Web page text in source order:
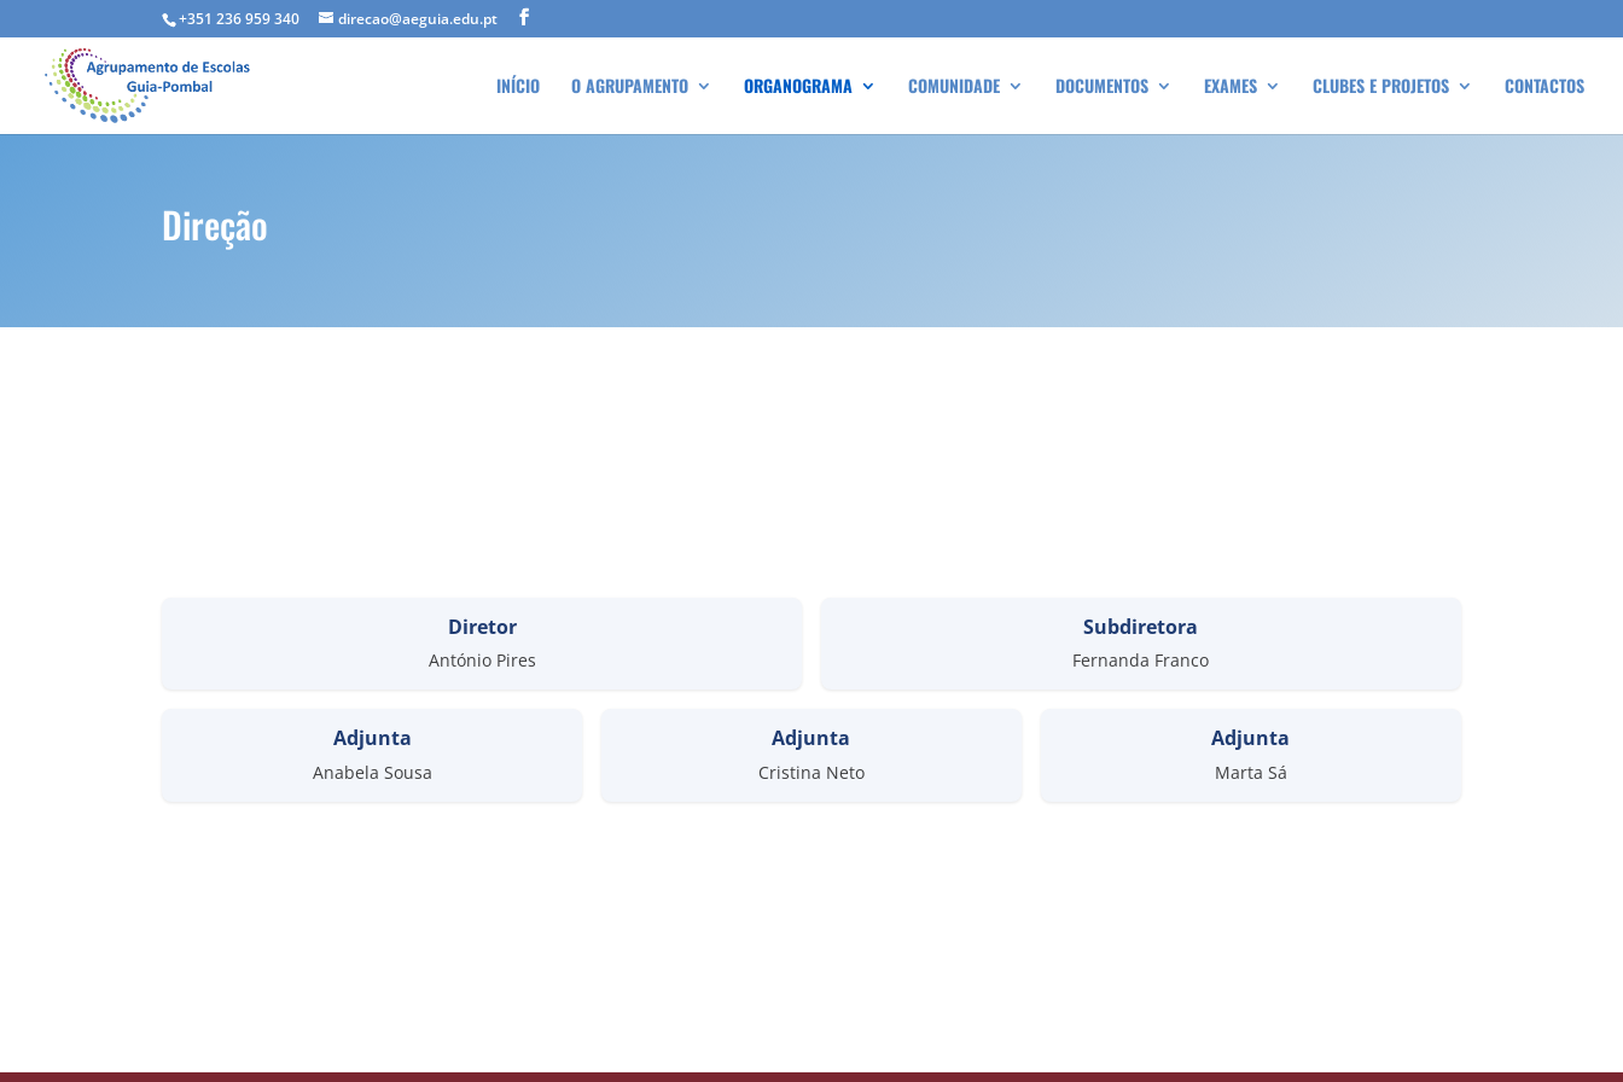
+351 236 959 340 direcao@aeguia.edu.pt
INÍCIO O AGRUPAMENTO ORGANOGRAMA COMUNIDADE DOCUMENTOS EXAMES CLUBES E PROJETOS CONTACTOS
Direção
Diretor
António Pires
Subdiretora
Fernanda Franco
Adjunta
Anabela Sousa
Adjunta
Cristina Neto
Adjunta
Marta Sá